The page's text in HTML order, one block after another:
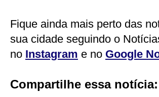
Fique ainda mais perto das
sua cidade seguindo o
no Instagram e no Google
Compartilhe essa notícia: